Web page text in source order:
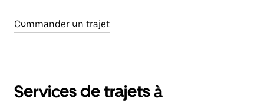
Commander un trajet
Services de trajets à